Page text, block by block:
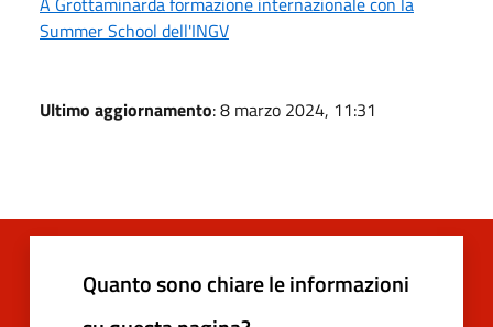
Summer School dell'INGV
Ultimo aggiornamento: 8 marzo 2024, 11:31
Quanto sono chiare le informazioni